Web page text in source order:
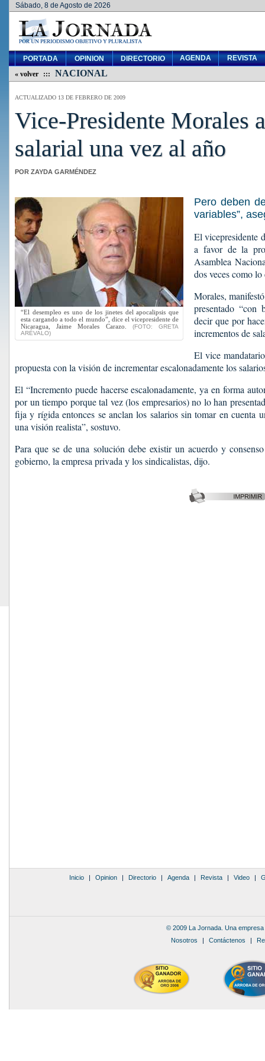
Sábado, 8 de Agosto de 2026
PORTADA OPINION DIRECTORIO AGENDA
REVISTA
« volver ::: NACIONAL
ACTUALIZADO 13 DE FEBRERO DE 2009
Vice-Presidente Morales
salarial una vez al año
POR ZAYDA GARMÉNDEZ
“El desempleo es uno de los jinetes del apocalipsis que
esta cargando a todo el mundo”, dice el vicepresidente de
Nicaragua, Jaime Morales Carazo. (FOTO: GRETA
ARÉVALO)
Pero deben
variables”,
El vicepresidente
a favor de la
Asamblea
dos veces como
Morales,
presentado “con
decir que por
incrementos de
El vice
propuesta con la visión de incrementar escalonadamente los
El “Incremento puede hacerse escalonadamente, ya en forma
por un tiempo porque tal vez (los empresarios) no lo han
fija y rígida entonces se anclan los salarios sin tomar en cuenta
una visión realista”, sostuvo.
Para que se de una solución debe existir un acuerdo y
gobierno, la empresa privada y los sindicalistas, dijo.
Inicio | Opinion | Directorio | Agenda | Revista | Video |
© 2009 La Jornada. Una
Nosotros | Contáctenos |